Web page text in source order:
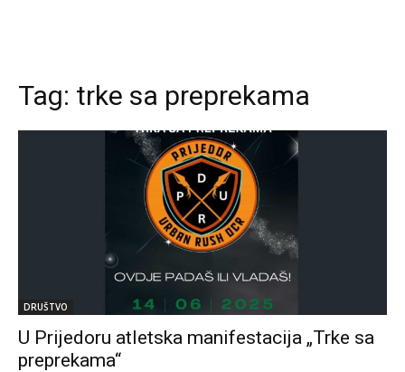
Tag: trke sa preprekama
DRUŠTVO
U Prijedoru atletska manifestacija „Trke sa
preprekama“